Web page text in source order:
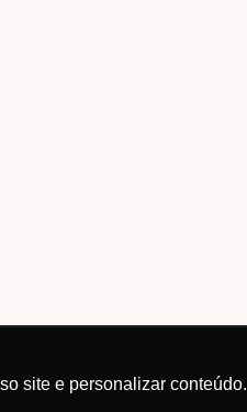
site e personalizar conteúdo.